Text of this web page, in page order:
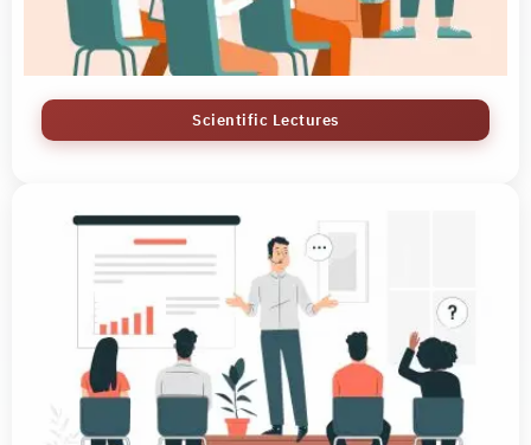
Scientific Lectures